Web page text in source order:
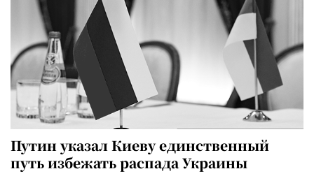
Путин указал Киеву единственный
путь избежать распада Украины